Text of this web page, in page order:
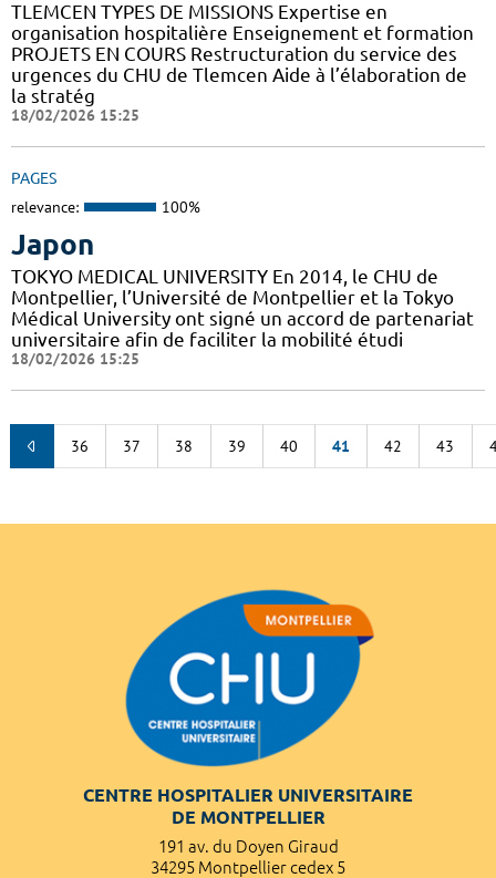
TLEMCEN TYPES DE MISSIONS Expertise en
organisation hospitalière Enseignement et formation
PROJETS EN COURS Restructuration du service des
urgences du CHU de Tlemcen Aide à l’élaboration de
la stratég
18/02/2026 15:25
PAGES
relevance: 100%
Japon
TOKYO MEDICAL UNIVERSITY En 2014, le CHU de
Montpellier, l’Université de Montpellier et la Tokyo
Médical University ont signé un accord de partenariat
universitaire afin de faciliter la mobilité étudi
18/02/2026 15:25
36 37 38 39 40 41 42 43
CENTRE HOSPITALIER UNIVERSITAIRE
DE MONTPELLIER
191 av. du Doyen Giraud
34295 Montpellier cedex 5